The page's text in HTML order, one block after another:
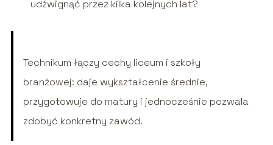
udźwignąć przez kilka kolejnych lat?
Technikum łączy cechy liceum i szkoły
branżowej: daje wykształcenie średnie,
przygotowuje do matury i jednocześnie pozwala
zdobyć konkretny zawód.